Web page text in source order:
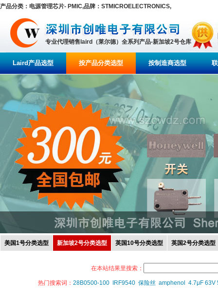
产品分类：电源管理芯片- PMIC,品牌：STMICROELECTRONICS,
专业代理销售laird（莱尔德）全系列产品-新加坡2号仓库
Laird产品选型 按产品分类选型 按制造商选型
美国1号分类选型 新加坡2号分类选型 英国10号分类选型 英国2号分类选型
在本站结果里搜索：
热门搜索词： 28B0500-100 IRF9540 保险丝 amphenol 4.7μF 63V